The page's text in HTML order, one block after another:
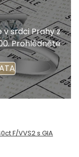
srdci Prahy z
Prohlédněte
F/VVS2 s GIA